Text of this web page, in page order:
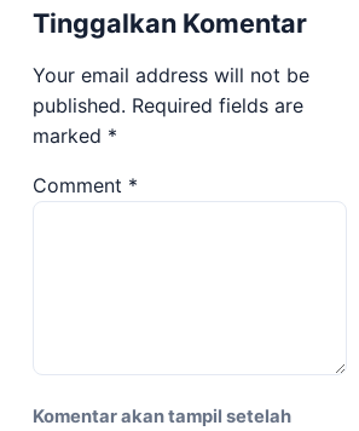
Tinggalkan Komentar
Your email address will not be
published. Required fields are
marked *
Comment *
Komentar akan tampil setelah